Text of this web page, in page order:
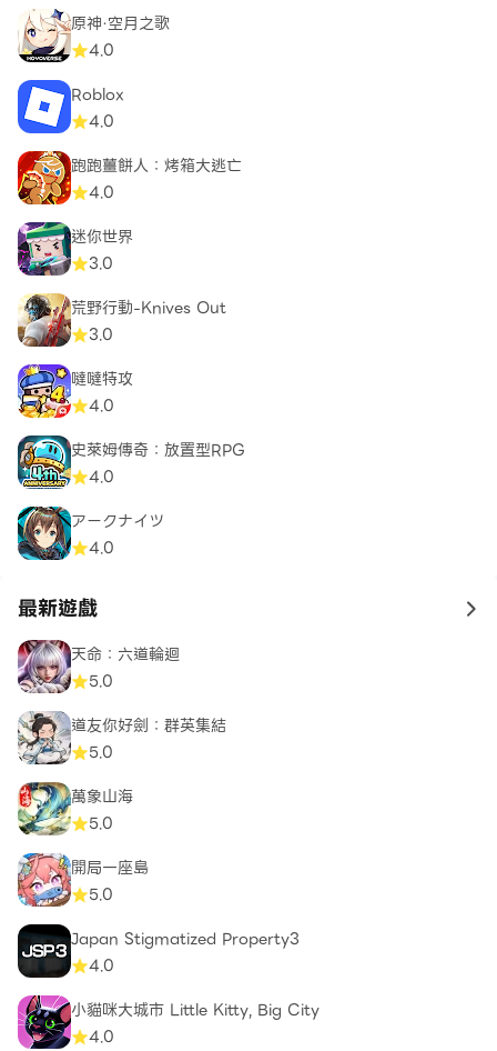
原神·空月之歌
4.0
Roblox
4.0
跑跑薑餅人：烤箱大逃亡
4.0
迷你世界
3.0
荒野行動-Knives Out
3.0
噠噠特攻
4.0
史萊姆傳奇：放置型RPG
4.0
アークナイツ
4.0
最新遊戲 to
天命：六道輪迴
5.0
道友你好劍：群英集結
5.0
萬象山海
5.0
開局一座島
5.0
Japan Stigmatized Property3
4.0
小貓咪大城市 Little Kitty, Big City
4.0